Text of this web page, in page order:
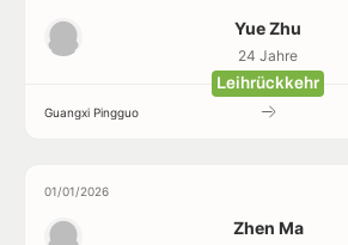
Yue Zhu
24 Jahre
Leihrückkehr
Guangxi Pingguo
01/01/2026
Zhen Ma